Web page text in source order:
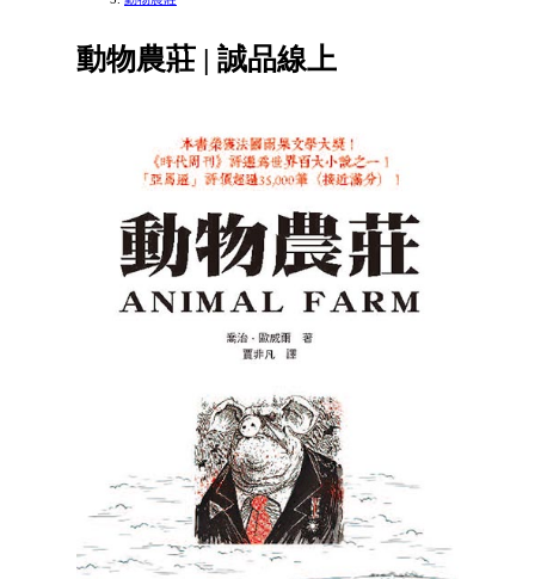
動物農莊 | 誠品線上